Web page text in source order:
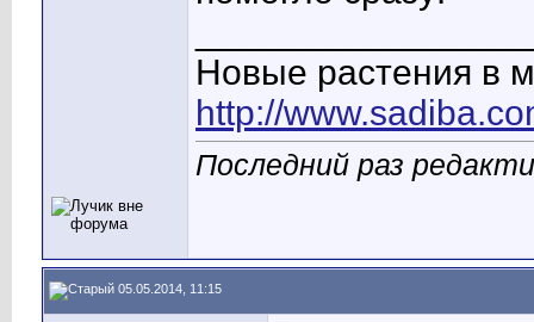
Новые растения в
http://
Последний раз
05.05.2014, 11:15